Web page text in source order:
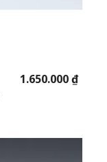
1.650.000 ₫